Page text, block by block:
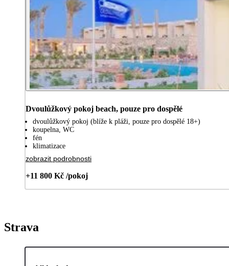
Dvoulůžkový pokoj beach, pouze pro dospělé
dvoulůžkový pokoj (blíže k pláži, pouze pro dospělé 18+)
koupelna, WC
fén
klimatizace
zobrazit podrobnosti
+11 800 Kč /pokoj
Strava